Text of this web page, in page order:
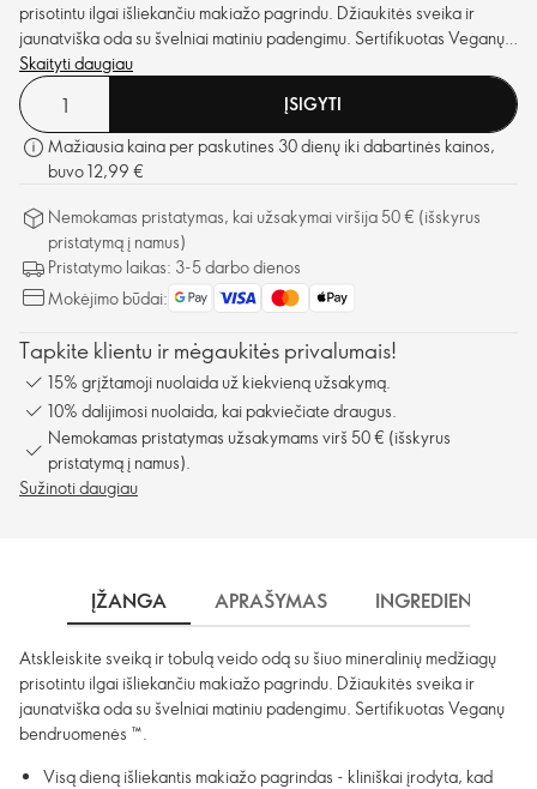
prisotintu ilgai išliekančiu makiažo pagrindu. Džiaukitės sveika ir
jaunatviška oda su švelniai matiniu padengimu. Sertifikuotas Veganų
bendruomenės™
Skaityti daugiau
ĮSIGYTI
Mažiausia kaina per paskutines 30 dienų iki dabartinės kainos,
buvo 12,99 €
Nemokamas pristatymas, kai užsakymai viršija 50 € (išskyrus
pristatymą į namus)
Pristatymo laikas: 3-5 darbo dienos
Mokėjimo būdai:
Tapkite klientu ir mėgaukitės privalumais!
15% grįžtamoji nuolaida už kiekvieną užsakymą.
10% dalijimosi nuolaida, kai pakviečiate draugus.
Nemokamas pristatymas užsakymams virš 50 € (išskyrus
pristatymą į namus).
Sužinoti daugiau
ĮŽANGA APRAŠYMAS INGREDIENTAI
Atskleiskite sveiką ir tobulą veido odą su šiuo mineralinių medžiagų
prisotintu ilgai išliekančiu makiažo pagrindu. Džiaukitės sveika ir
jaunatviška oda su švelniai matiniu padengimu. Sertifikuotas Veganų
bendruomenės ™.
Visą dieną išliekantis makiažo pagrindas - kliniškai įrodyta, kad